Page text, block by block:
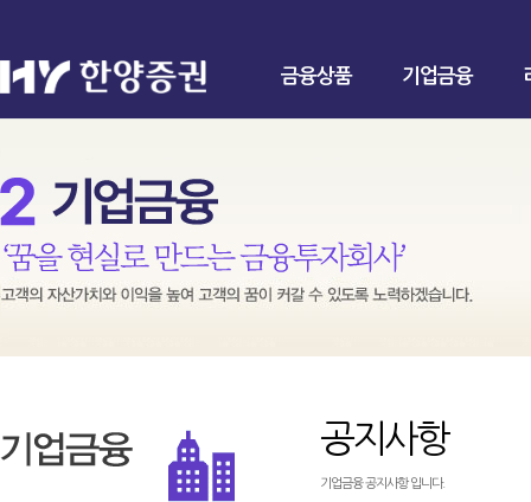
금융상품 기업금융
공지사항
기업금융 공지사항 입니다.